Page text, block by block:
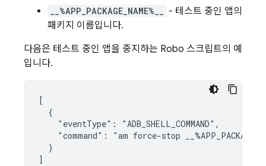
__%APP_PACKAGE_NAME%__
- 테스트 중인 앱의
패키지 이름입니다.
다음은 테스트 중인 앱을 중지하는 Robo 스크립트의 예
입니다.
[
  {
    "eventType": "ADB_SHELL_COMMAND",
"command": "am force-stop
  }